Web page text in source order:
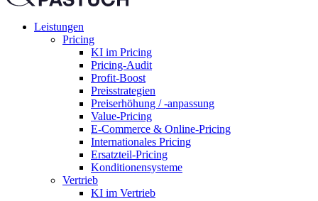
Leistungen
Pricing
KI im Pricing
Pricing-Audit
Profit-Boost
Preisstrategien
Preiserhöhung / -anpassung
Value-Pricing
E-Commerce & Online-Pricing
Internationales Pricing
Ersatzteil-Pricing
Konditionensysteme
Vertrieb
KI im Vertrieb